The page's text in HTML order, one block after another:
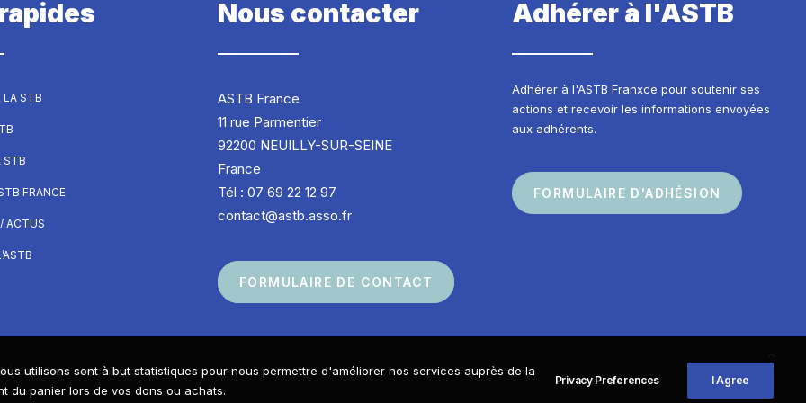
LA STB
STB
FRANCE
ACTUS
Nous contacter
ASTB France
11 rue Parmentier
92200 NEUILLY-SUR-SEINE
France
Tél : 07 69 22 12 97
contact@astb.asso.fr
FORMULAIRE DE CONTACT
Adhérer à l'ASTB
Adhérer à l'ASTB Franxce pour soutenir ses
actions et recevoir les informations envoyées
aux adhérents.
FORMULAIRE D'ADHÉSION
avec passion par
utilisons sont à but statistiques pour nous permettre d'améliorer nos services auprès de la
du panier lors de vos dons ou achats.
Privacy Preferences I Agree